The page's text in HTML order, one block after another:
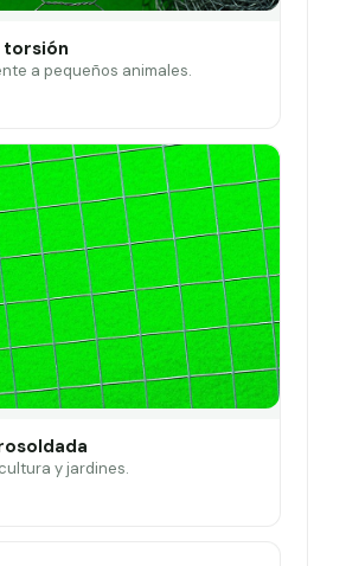
torsión
a pequeños animales.
y jardines.